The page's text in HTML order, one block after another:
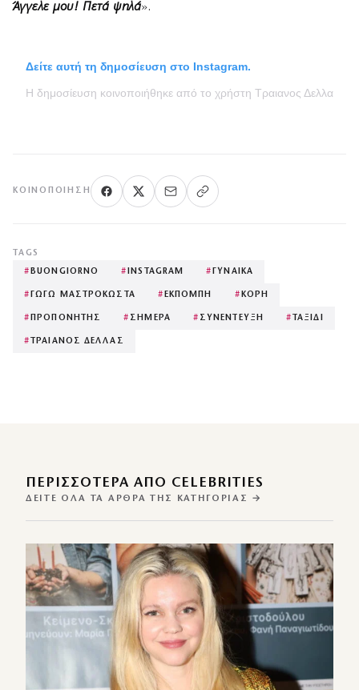
Άγγελε μου! Πετά ψηλά».
Δείτε αυτή τη δημοσίευση στο Instagram.
Η δημοσίευση κοινοποιήθηκε από το χρήστη Τραιανος Δελλας
ΚΟΙΝΟΠΟΊΗΣΗ
TAGS
# BUONGIORNO # INSTAGRAM # ΓΥΝΑΙΚΑ
# ΓΩΓΩ ΜΑΣΤΡΟΚΩΣΤΑ # ΕΚΠΟΜΠΗ # ΚΟΡΗ
# ΠΡΟΠΟΝΗΤΗΣ # ΣΗΜΕΡΑ # ΣΥΝΕΝΤΕΥΞΗ # ΤΑΞΙΔΙ
# ΤΡΑΙΑΝΟΣ ΔΕΛΛΑΣ
ΠΕΡΙΣΣΌΤΕΡΑ ΑΠΌ CELEBRITIES
ΔΕΊΤΕ ΌΛΑ ΤΑ ΆΡΘΡΑ ΤΗΣ ΚΑΤΗΓΟΡΊΑΣ →